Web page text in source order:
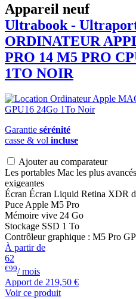
Appareil neuf
Ultrabook -
ORDINATEUR
PRO 14 M5 PRO
1TO NOIR
Garantie sérénité
casse & vol incluse
Ajouter au comparateur
Les portables Mac les plus
exigeantes
Écran Écran Liquid Retina XDR
Puce Apple M5 Pro
Mémoire vive 24 Go
Stockage SSD 1 To
Contrôleur graphique : M5 Pro
À partir de
62
€99/ mois
Apport de 219,50 €
Voir ce produit